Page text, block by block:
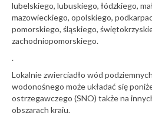
lubelskiego, lubuskiego, łódzkiego,
mazowieckiego, opolskiego,
pomorskiego, śląskiego,
zachodniopomorskiego.
.
Lokalnie zwierciadło wód
wodonośnego może układać się
ostrzegawczego (SNO) także na
obszarach kraju.